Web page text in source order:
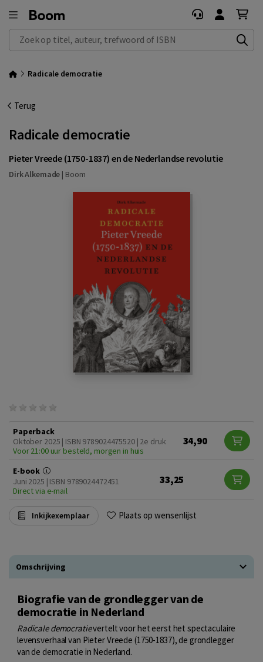
Zoek op titel, auteur, trefwoord of ISBN
Radicale democratie
Terug
Radicale democratie
Pieter Vreede (1750-1837) en de Nederlandse revolutie
Dirk Alkemade | Boom
Paperback
Oktober 2025 | ISBN 9789024475520 | 2e druk
Voor 21:00 uur besteld, morgen in huis
34,90
E-book
Juni 2025 | ISBN 9789024472451
Direct via e-mail
33,25
Inkijkexemplaar Plaats op wensenlijst
Omschrijving
Biografie van de grondlegger van de
democratie in Nederland
Radicale democratievertelt voor het eerst het spectaculaire
levensverhaal van Pieter Vreede (1750-1837), de grondlegger
van de democratie in Nederland.